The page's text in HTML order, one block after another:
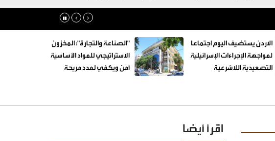
الاردن يستضيف اليوم اجتماعا
لمواجهة الإجراءات الإسرائيلية
التصعيدية اللاشرعية
"الصناعة والتجارة": المخزون
الاستراتيجي للمواد الأساسية
آمن ويكفي لمدد مريحة
اقرأ أيضا